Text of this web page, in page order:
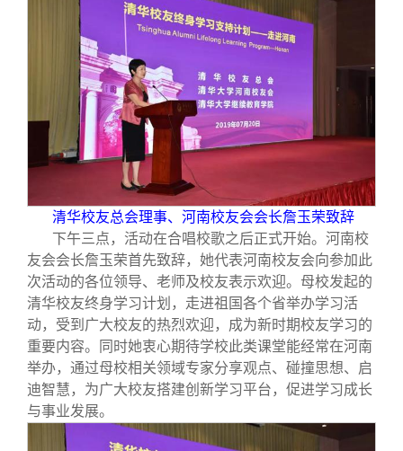
联系我们
清华校友总会理事、河南校友会会长詹玉荣致辞
下午三点，活动在合唱校歌之后正式开始。河南校
友会会长詹玉荣首先致辞，她代表河南校友会向参加此
次活动的各位领导、老师及校友表示欢迎。母校发起的
清华校友终身学习计划，走进祖国各个省举办学习活
动，受到广大校友的热烈欢迎，成为新时期校友学习的
重要内容。同时她衷心期待学校此类课堂能经常在河南
举办，通过母校相关领域专家分享观点、碰撞思想、启
迪智慧，为广大校友搭建创新学习平台，促进学习成长
与事业发展。